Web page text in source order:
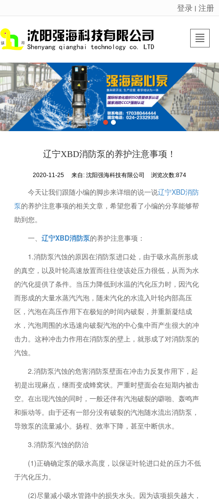
很遗憾，因您的浏览器版本过低导致无法获得最佳浏览体验，推荐下载安装谷歌浏览器！
登录 丨 注册
首页 强海产品 强海动态 走进强海 LBS
辽宁XBD消防泵的养护注意事项！
2020-11-25 来自:沈阳强海科技有限公司 浏览次数:874
今天让我们跟随小编的脚步来详细的说一说辽宁XBD消防
泵的养护注意事项的相关文章，希望您看了小编的分享能够帮
助到您。
一、辽宁XBD消防泵的养护注意事项：
1.消防泵汽蚀的原因在消防泵进口处，由于吸水高所形成
的真空，以及叶轮高速放置而往往使该处压力很低，从而为水
的汽化提供了条件。当压力降低到水温的汽化压力时，因汽化
而形成的大量水蒸汽汽泡，随未汽化的水流入叶轮内部高压
区，汽泡在高压作用下在极短的时间内破裂，并重新凝结成
水，汽泡周围的水迅速向破裂汽泡的中心集中而产生很大的冲
击力。这种冲击力作用在消防泵的壁上，就形成了对消防泵的
汽蚀。
2.消防泵汽蚀的危害消防泵壁面在冲击力反复作用下，起
初是出现麻点，继而变成蜂窝状。严重时壁面会在短期内被击
空。在出现汽蚀的同时，一般还伴有汽泡破裂的噼啪、轰鸣声
和振动等。由于还有一部分没有破裂的汽泡随水流出消防泵，
导致泵的流量减小。扬程、效率下降，甚至中断供水。
3.消防泵汽蚀的防治
(1)正确确定泵的吸水高度，以保证叶轮进口处的压力不低
于汽化压力。
(2)尽量减小吸水管路中的损失水头。因为该项损失越大，